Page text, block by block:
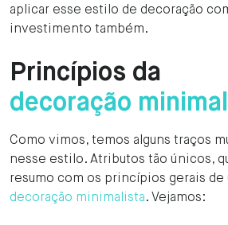
aplicar esse estilo de decoração
investimento também.
Princípios da
decoração
Como vimos, temos alguns traços
nesse estilo. Atributos tão únicos,
resumo com os princípios gerais de
decoração minimalista. Vejamos: